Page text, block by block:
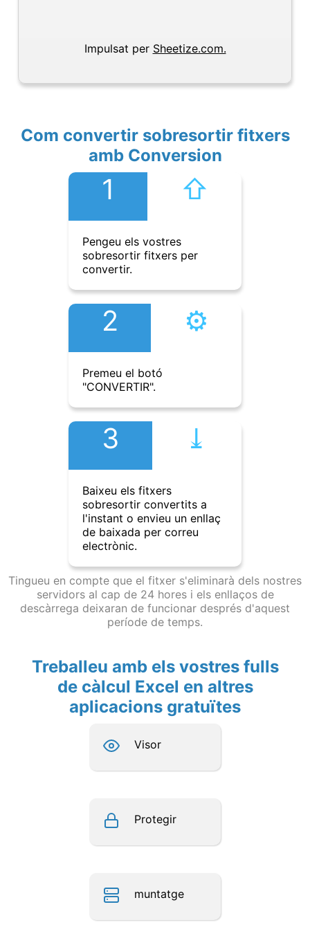
Impulsat per Sheetize.com.
Com convertir sobresortir fitxers
amb Conversion
1 ⇧︎
Pengeu els vostres
sobresortir fitxers per
convertir.
2 ⚙︎
Premeu el botó
"CONVERTIR".
3 ⤓︎
Baixeu els fitxers
sobresortir convertits a
l'instant o envieu un enllaç
de baixada per correu
electrònic.
Tingueu en compte que el fitxer s'eliminarà dels nostres
servidors al cap de 24 hores i els enllaços de
descàrrega deixaran de funcionar després d'aquest
període de temps.
Treballeu amb els vostres fulls
de càlcul Excel en altres
aplicacions gratuïtes
Visor
Protegir
muntatge